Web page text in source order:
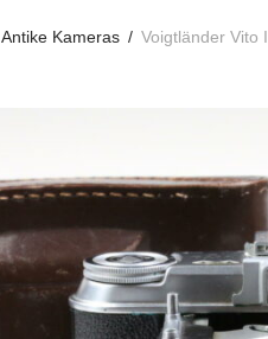
Antike Kameras / Voigtländer Vito